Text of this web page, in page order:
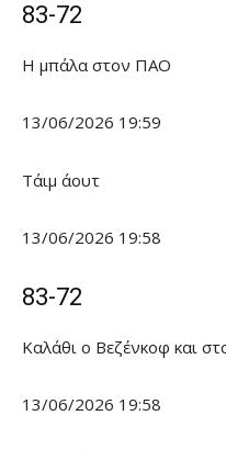
83-72
Η μπάλα στον ΠΑΟ
13/06/2026 19:59
Τάιμ άουτ
13/06/2026 19:58
83-72
Καλάθι ο Βεζένκοφ και
13/06/2026 19:58